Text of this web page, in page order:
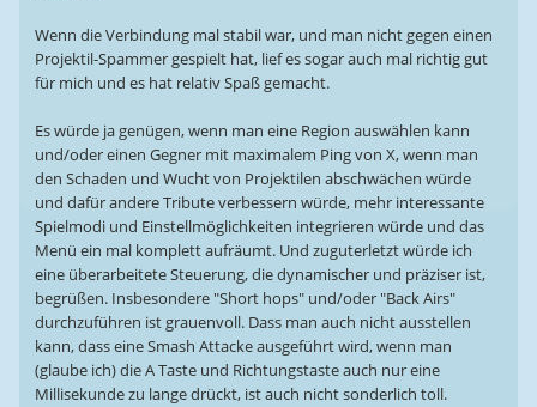
Wenn die Verbindung mal stabil war, und man nicht gegen einen
Projektil-Spammer gespielt hat, lief es sogar auch mal richtig gut
für mich und es hat relativ Spaß gemacht.
Es würde ja genügen, wenn man eine Region auswählen kann
und/oder einen Gegner mit maximalem Ping von X, wenn man
den Schaden und Wucht von Projektilen abschwächen würde
und dafür andere Tribute verbessern würde, mehr interessante
Spielmodi und Einstellmöglichkeiten integrieren würde und das
Menü ein mal komplett aufräumt. Und zuguterletzt würde ich
eine überarbeitete Steuerung, die dynamischer und präziser ist,
begrüßen. Insbesondere "Short hops" und/oder "Back Airs"
durchzuführen ist grauenvoll. Dass man auch nicht ausstellen
kann, dass eine Smash Attacke ausgeführt wird, wenn man
(glaube ich) die A Taste und Richtungstaste auch nur eine
Millisekunde zu lange drückt, ist auch nicht sonderlich toll.